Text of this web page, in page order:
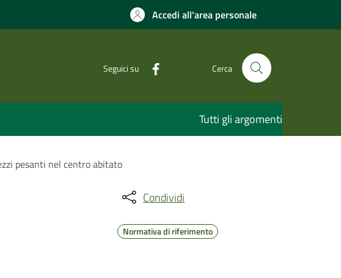
Accedi all'area personale
Seguici su Cerca
Tutti gli argomenti
pesanti nel centro abitato
Condividi
Normativa di riferimento